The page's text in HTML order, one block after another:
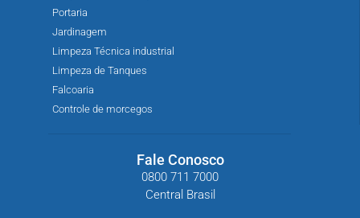
Portaria
Jardinagem
Limpeza Técnica industrial
Limpeza de Tanques
Falcoaria
Controle de morcegos
Fale Conosco
0800 711 7000
Central Brasil